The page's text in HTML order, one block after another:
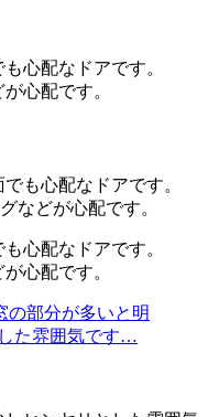
心配なドアです。
心配です。
心配なドアです。
心配です。